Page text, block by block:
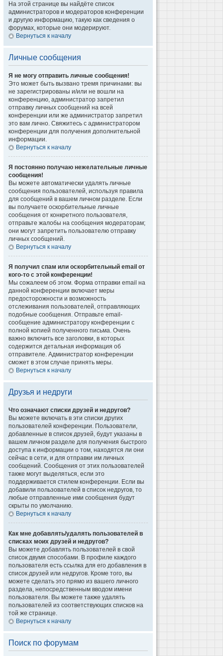
На этой странице вы найдёте список
администраторов и модераторов конференции
и другую информацию, такую как сведения о
форумах, которые они модерируют.
Вернуться к началу
Личные сообщения
Я не могу отправить личные сообщения!
Это может быть вызвано тремя причинами: вы
не зарегистрированы и/или не вошли на
конференцию, администратор запретил
отправку личных сообщений на всей
конференции или же администратор запретил
это вам лично. Свяжитесь с администратором
конференции для получения дополнительной
информации.
Вернуться к началу
Я постоянно получаю нежелательные личные
сообщения!
Вы можете автоматически удалять личные
сообщения пользователей, используя правила
для сообщений в вашем личном разделе. Если
вы получаете оскорбительные личные
сообщения от конкретного пользователя,
отправьте жалобы на сообщения модераторам;
они могут запретить пользователю отправку
личных сообщений.
Вернуться к началу
Я получил спам или оскорбительный email от
кого-то с этой конференции!
Мы сожалеем об этом. Форма отправки email на
данной конференции включает меры
предосторожности и возможность
отслеживания пользователей, отправляющих
подобные сообщения. Отправьте email-
сообщение администратору конференции с
полной копией полученного письма. Очень
важно включить все заголовки, в которых
содержится детальная информация об
отправителе. Администратор конференции
сможет в этом случае принять меры.
Вернуться к началу
Друзья и недруги
Что означают списки друзей и недругов?
Вы можете включать в эти списки других
пользователей конференции. Пользователи,
добавленные в список друзей, будут указаны в
вашем личном разделе для получения быстрого
доступа к информации о том, находятся ли они
сейчас в сети, и для отправки им личных
сообщений. Сообщения от этих пользователей
также могут выделяться, если это
поддерживается стилем конференции. Если вы
добавили пользователей в список недругов, то
любые отправленные ими сообщения будут
скрыты по умолчанию.
Вернуться к началу
Как мне добавлять/удалять пользователей в
списках моих друзей и недругов?
Вы можете добавлять пользователей в свой
список двумя способами. В профиле каждого
пользователя есть ссылка для его добавления в
список друзей или недругов. Кроме того, вы
можете сделать это прямо из вашего личного
раздела, непосредственным вводом имени
пользователя. Вы можете также удалять
пользователей из соответствующих списков на
той же странице.
Вернуться к началу
Поиск по форумам